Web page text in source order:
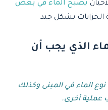
يصبح الماء في بعض
الخزانات بشكل جيد
الذي يجب أن
الماء في المبنى وكذلك
عملية أخرى.